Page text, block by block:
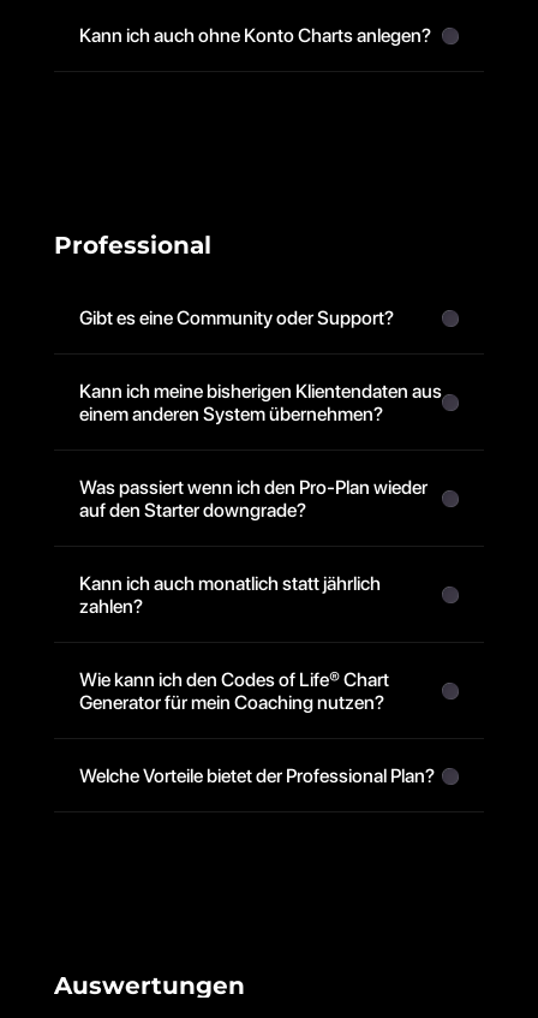
Kann ich auch ohne Konto Charts anlegen?
Professional
Gibt es eine Community oder Support?
Kann ich meine bisherigen Klientendaten aus
einem anderen System übernehmen?
Was passiert wenn ich den Pro-Plan wieder
auf den Starter downgrade?
Kann ich auch monatlich statt jährlich
zahlen?
Wie kann ich den Codes of Life® Chart
Generator für mein Coaching nutzen?
Welche Vorteile bietet der Professional Plan?
Auswertungen